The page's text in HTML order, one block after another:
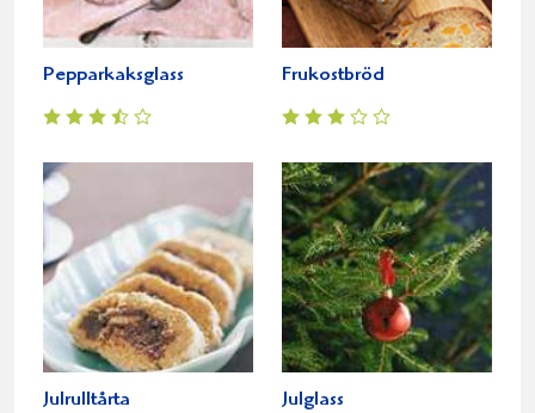
Pepparkaksglass Frukostbröd
Julrulltårta Julglass